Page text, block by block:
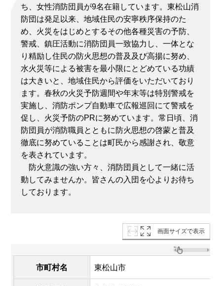
ち、女性消防団員が9名在籍しています。東松山消
防団は発足以来、地域住民の安寧秩序保持のた
め、火災をはじめとするその他各種災害の予防、
警戒、鎮圧活動に消防団員一致協力し、一体とな
り精励し住民の防火思想の普及及び高揚に努め、
水火災等による被害を最小限にとどめている功績
は大きいと、地域住民から評価をいただいており
ます。春秋の火災予防週間や年末等は特別警戒を
実施し、消防ポンプ自動車で広報巡回にて警戒を
促し、火災予防のPRに努めています。常日頃、消
防団員が消防職員とともに防火思想の啓蒙と普及
徹底に努めていることは町民から感謝され、敬意
を表されています。
防火意識の強い方々、消防団員として一緒に活
動してみませんか。皆さんの入団を心よりお待ち
しております。
画面サイズで表示
市町村名 東松山市